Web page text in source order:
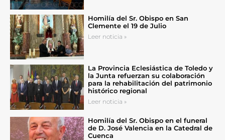
Homilía del Sr. Obispo en San
Clemente el 19 de Julio
Leer noticia »
La Provincia Eclesiástica de Toledo y
la Junta refuerzan su colaboración
para la rehabilitación del patrimonio
histórico regional
Leer noticia »
Homilía del Sr. Obispo en el funeral
de D. José Valencia en la Catedral de
Cuenca